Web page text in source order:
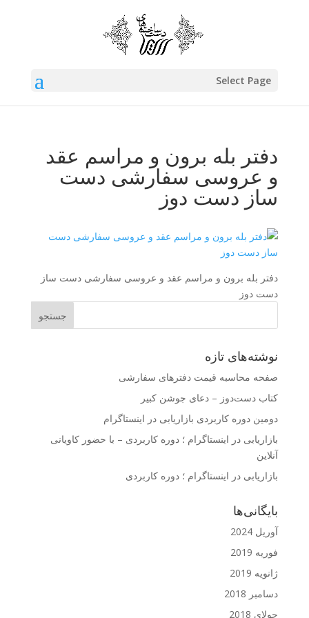
Select Page
دفتر بله برون و مراسم عقد
و عروسی سفارشی دست
ساز دست دوز
دفتر بله برون و مراسم عقد و عروسی سفارشی دست ساز
دست دوز
نوشته‌های تازه
صفحه محاسبه قیمت دفترهای سفارشی
کتاب دست‌دوز – دعای جوشن کبیر
دومین دوره کاربردی بازاریابی در اینستاگرام
بازاریابی در اینستاگرام ؛ دوره کاربردی – با حضور کاویانی
آنلاین
بازاریابی در اینستاگرام ؛ دوره کاربردی
بایگانی‌ها
آوریل 2024
فوریه 2019
ژانویه 2019
دسامبر 2018
جولای 2018